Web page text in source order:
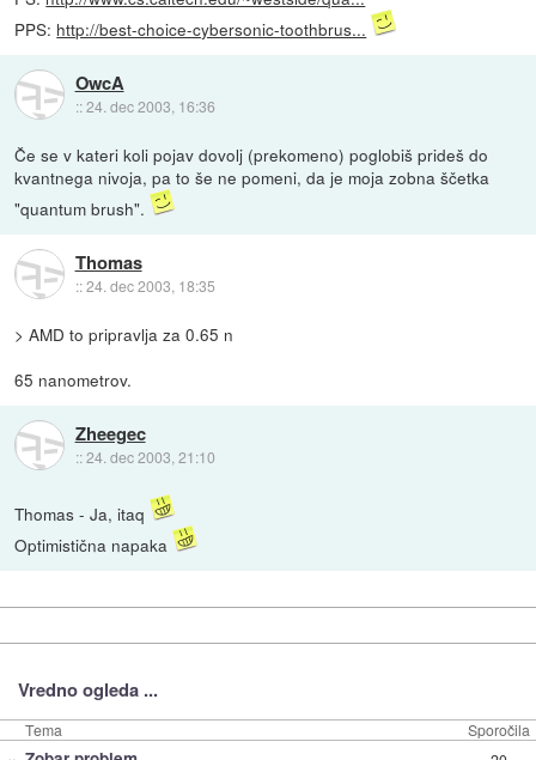
PPS: http://best-choice-cybersonic-toothbrus...
OwcA
::24. dec 2003, 16:36
Če se v kateri koli pojav dovolj (prekomeno) poglobiš prideš do
kvantnega nivoja, pa to še ne pomeni, da je moja zobna ščetka
"quantum brush".
Thomas
::24. dec 2003, 18:35
> AMD to pripravlja za 0.65 n
65 nanometrov.
Zheegec
::24. dec 2003, 21:10
Thomas - Ja, itaq
Optimistična napaka
Vredno ogleda ...
Tema Sporočila